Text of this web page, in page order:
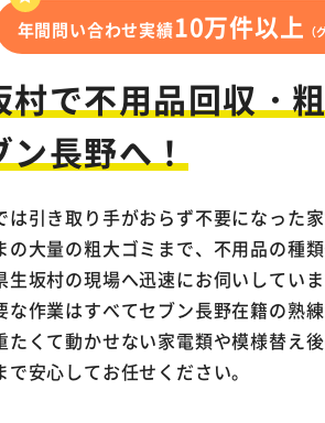
年間問い合わせ実績10万件以上 （
村で不用品回収・
ン長野へ！
は引き取り手がおらず不要になった
の大量の粗大ゴミまで、不用品の種
坂村の現場へ迅速にお伺いしていま
な作業はすべてセブン長野在籍の熟
たくて動かせない家電類や模様替え
安心してお任せください。